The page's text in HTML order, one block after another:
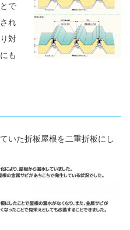
で
れ
対
も
いた折板屋根を二重折板にし